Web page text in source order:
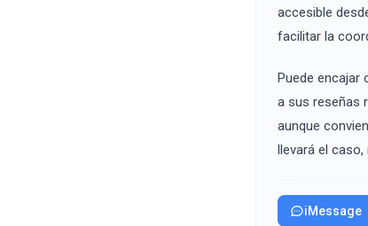
accesible
facilitar la
Puede encajar
a sus reseñas
aunque
llevará el
iMessage